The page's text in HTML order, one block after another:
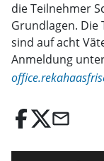
die Teilnehmer
Grundlagen. Die
sind auf acht
Anmeldung
email